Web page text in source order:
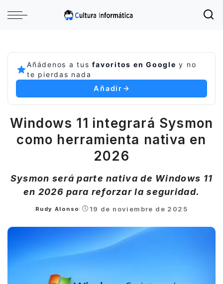
Añádenos a tusfavoritos en Google y no
te pierdas nada
Añadir
Windows 11 integrará Sysmon
como herramienta nativa en
2026
Sysmon será parte nativa de Windows 11
en 2026 para reforzar la seguridad.
Posted
Rudy Alonso 19 de noviembre de 2025